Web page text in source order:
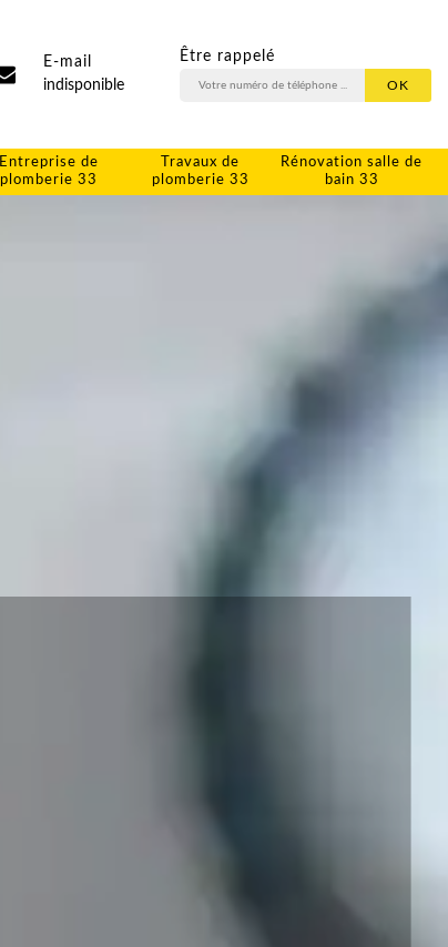
E-mail
indisponible
Être rappelé
Entreprise de
plomberie 33
Travaux de
plomberie 33
Rénovation salle de
bain 33